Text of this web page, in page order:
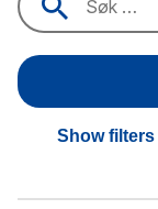
Show filters